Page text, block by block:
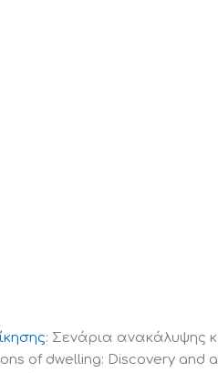
: Σενάρια ανακάλυψης
of dwelling: Discovery and